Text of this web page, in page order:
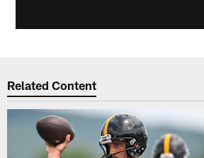
Related Content